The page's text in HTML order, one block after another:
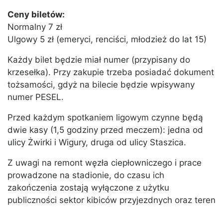
Ceny biletów:
Normalny 7 zł
Ulgowy 5 zł (emeryci, renciści, młodzież do lat 15)
Każdy bilet będzie miał numer (przypisany do
krzesełka). Przy zakupie trzeba posiadać dokument
tożsamości, gdyż na bilecie będzie wpisywany
numer PESEL.
Przed każdym spotkaniem ligowym czynne będą
dwie kasy (1,5 godziny przed meczem): jedna od
ulicy Żwirki i Wigury, druga od ulicy Staszica.
Z uwagi na remont węzła ciepłowniczego i prace
prowadzone na stadionie, do czasu ich
zakończenia zostają wyłączone z użytku
publiczności sektor kibiców przyjezdnych oraz teren